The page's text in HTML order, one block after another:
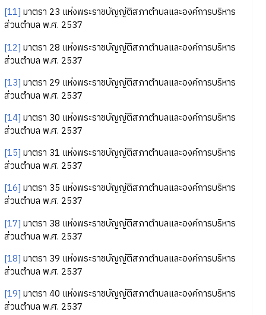
[11] มาตรา 23 แห่งพระราชบัญญัติสภาตำบลและองค์การบริหาร
ส่วนตำบล พ.ศ. 2537
[12] มาตรา 28 แห่งพระราชบัญญัติสภาตำบลและองค์การบริหาร
ส่วนตำบล พ.ศ. 2537
[13] มาตรา 29 แห่งพระราชบัญญัติสภาตำบลและองค์การบริหาร
ส่วนตำบล พ.ศ. 2537
[14] มาตรา 30 แห่งพระราชบัญญัติสภาตำบลและองค์การบริหาร
ส่วนตำบล พ.ศ. 2537
[15] มาตรา 31 แห่งพระราชบัญญัติสภาตำบลและองค์การบริหาร
ส่วนตำบล พ.ศ. 2537
[16] มาตรา 35 แห่งพระราชบัญญัติสภาตำบลและองค์การบริหาร
ส่วนตำบล พ.ศ. 2537
[17] มาตรา 38 แห่งพระราชบัญญัติสภาตำบลและองค์การบริหาร
ส่วนตำบล พ.ศ. 2537
[18] มาตรา 39 แห่งพระราชบัญญัติสภาตำบลและองค์การบริหาร
ส่วนตำบล พ.ศ. 2537
[19] มาตรา 40 แห่งพระราชบัญญัติสภาตำบลและองค์การบริหาร
ส่วนตำบล พ.ศ. 2537